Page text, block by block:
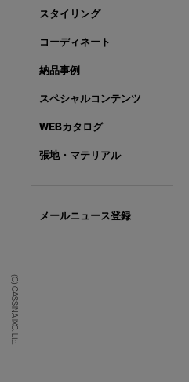
(C) CASSINA IXC. Ltd.
スタイリング
コーディネート
納品事例
スペシャルコンテンツ
WEBカタログ
張地・マテリアル
メールニュース登録